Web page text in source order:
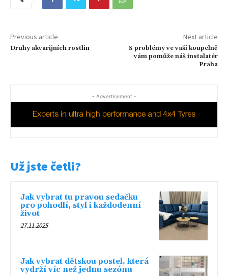
Previous article
Druhy akvarijních rostlin
Next article
S problémy ve vaší koupelně
vám pomůže náš instalatér
Praha
- Advertisement -
Už jste četli?
Jak vybrat tu pravou sedačku
pro pohodlí, styl i každodenní
život
27.11.2025
Jak vybrat dětskou postel, která
vydrží víc než jednu sezónu